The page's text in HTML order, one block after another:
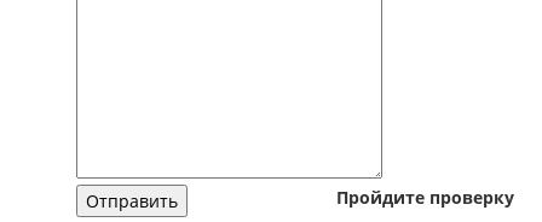
Пройдите проверку
Отправить